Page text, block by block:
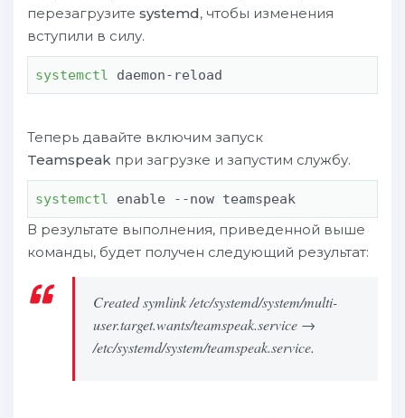
перезагрузите systemd, чтобы изменения
вступили в силу.
systemctl daemon-reload
Теперь давайте включим запуск
Teamspeak при загрузке и запустим службу.
systemctl enable --now teamspeak
В результате выполнения, приведенной выше
команды, будет получен следующий результат:
Created symlink /etc/systemd/system/multi-
user.target.wants/teamspeak.service →
/etc/systemd/system/teamspeak.service.